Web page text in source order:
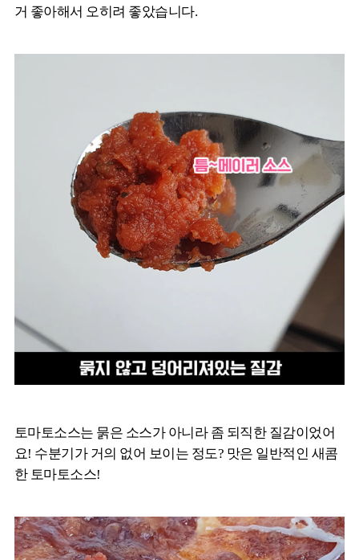
거 좋아해서 오히려 좋았습니다.
토마토소스는 묽은 소스가 아니라 좀 되직한 질감이었어
요! 수분기가 거의 없어 보이는 정도? 맛은 일반적인 새콤
한 토마토소스!